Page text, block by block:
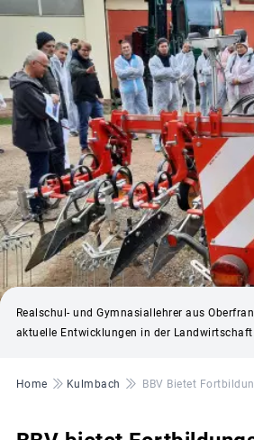
Realschul- und Gymnasiallehrer aus
aktuelle Entwicklungen in der
Pfadnavigation
Home Kulmbach BBV Bietet